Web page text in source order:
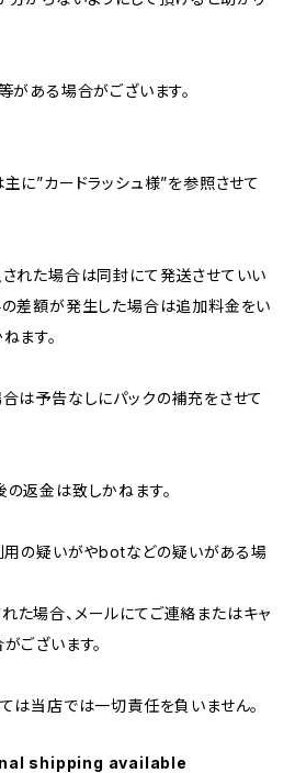
がある場合がございます。
に”カードラッシュ様”を参照させて
された場合は同封にて発送させていい
の差額が発生した場合は追加料金をい
ます。
は予告なしにパックの補充をさせて
返金は致しかねます。
用の疑いがやbotなどの疑いがある場
た場合、メールにてご連絡またはキャ
ございます。
は当店では一切責任を負いません。
shipping available